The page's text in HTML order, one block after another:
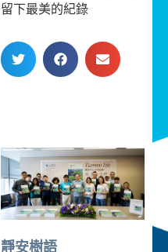
留下最美的紀錄
靜安樹語